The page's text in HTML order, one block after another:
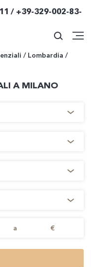
/ +39-329-002-83-
/ Lombardia /
A MILANO
a €